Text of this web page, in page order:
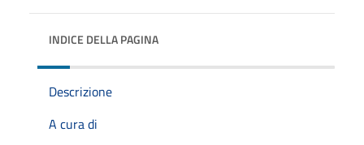
INDICE DELLA PAGINA
Descrizione
A cura di